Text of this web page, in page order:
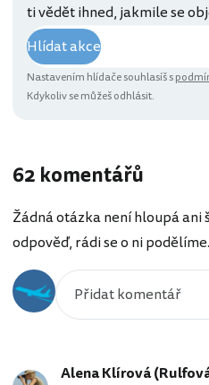
ti vědět ihned, jakmile se
Hlídat akce
Nastavením hlídače souhlasíš s
Kdykoliv se můžeš odhlásit.
62 komentářů
Žádná otázka není hloupá ani
odpověď, rádi se o ni podělíme.
Alena Klírová